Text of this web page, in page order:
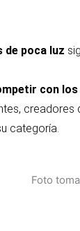
de poca luz
con
categoría.